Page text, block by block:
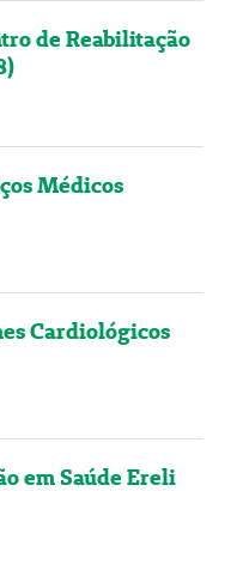
de Reabilitação
Médicos
Cardiológicos
em Saúde Ereli